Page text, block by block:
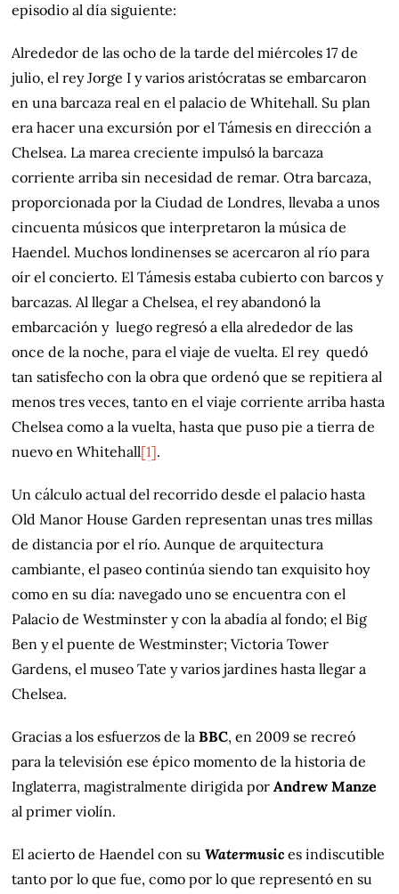
episodio al día siguiente:
Alrededor de las ocho de la tarde del miércoles 17 de
julio, el rey Jorge I y varios aristócratas se embarcaron
en una barcaza real en el palacio de Whitehall. Su plan
era hacer una excursión por el Támesis en dirección a
Chelsea. La marea creciente impulsó la barcaza
corriente arriba sin necesidad de remar. Otra barcaza,
proporcionada por la Ciudad de Londres, llevaba a unos
cincuenta músicos que interpretaron la música de
Haendel. Muchos londinenses se acercaron al río para
oír el concierto. El Támesis estaba cubierto con barcos y
barcazas. Al llegar a Chelsea, el rey abandonó la
embarcación y luego regresó a ella alrededor de las
once de la noche, para el viaje de vuelta. El rey quedó
tan satisfecho con la obra que ordenó que se repitiera al
menos tres veces, tanto en el viaje corriente arriba hasta
Chelsea como a la vuelta, hasta que puso pie a tierra de
nuevo en Whitehall[1].
Un cálculo actual del recorrido desde el palacio hasta
Old Manor House Garden representan unas tres millas
de distancia por el río. Aunque de arquitectura
cambiante, el paseo continúa siendo tan exquisito hoy
como en su día: navegado uno se encuentra con el
Palacio de Westminster y con la abadía al fondo; el Big
Ben y el puente de Westminster; Victoria Tower
Gardens, el museo Tate y varios jardines hasta llegar a
Chelsea.
Gracias a los esfuerzos de laBBC, en 2009 se recreó
para la televisión ese épico momento de la historia de
Inglaterra, magistralmente dirigida porAndrew Manze
al primer violín.
El acierto de Haendel con suWatermusic es indiscutible
tanto por lo que fue, como por lo que representó en su